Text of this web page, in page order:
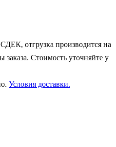
отгрузка производится на
Стоимость уточняйте у
Условия доставки.